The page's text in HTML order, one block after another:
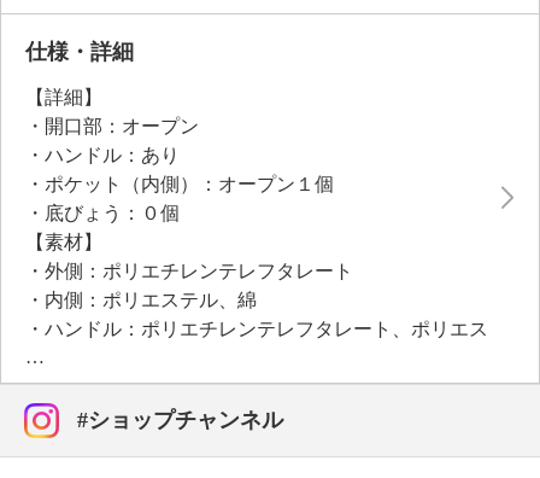
シーズンを問わず活躍するアイテムです。
仕様・詳細
【詳細】
・開口部：オープン
・ハンドル：あり
・ポケット（内側）：オープン１個
・底びょう：０個
【素材】
・外側：ポリエチレンテレフタレート
・内側：ポリエステル、綿
・ハンドル：ポリエチレンテレフタレート、ポリエス
テル、綿
【サイズ】
・約縦４０ｃｍ×最大横３５ｃｍ
・ハンドル立ち上がり：約３０ｃｍ
#ショップチャンネル